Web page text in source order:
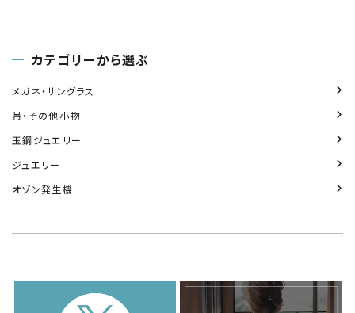
カテゴリーから選ぶ
メガネ・サングラス
帯・その他小物
玉鋼ジュエリー
ジュエリー
オゾン発生機